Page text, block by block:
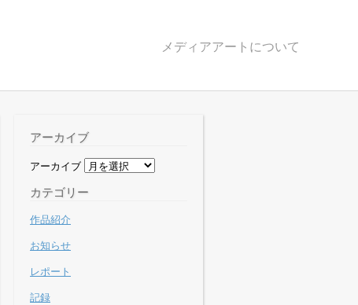
メディアアートについて
アーカイブ
アーカイブ
カテゴリー
作品紹介
お知らせ
レポート
記録